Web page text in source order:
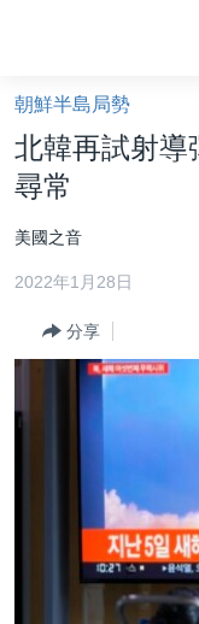
礙
鏈
接
轉
內
到
美國大選2024
海外港人
新聞自由
揭謊頻道
朝鮮半島局勢
北韓再試射導
尋常
美國之音
2022年1月28日
分享